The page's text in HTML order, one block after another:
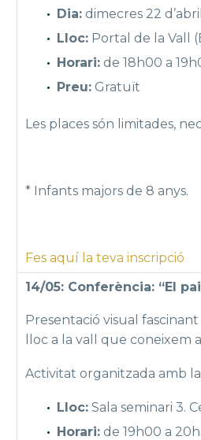
Dia: dimecres 22 d’abril
Lloc: Portal de la Vall
Horari: de 18h00 a
Preu: Gratuït
Les places són limitades,
* Infants majors de 8 anys.
Fes aquí la teva inscripció
14/05: Conferència: “El
Presentació visual
lloc a la vall que coneixem
Activitat organitzada amb la
Lloc: Sala seminari 3.
Horari: de 19h00 a